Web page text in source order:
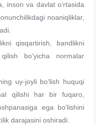
inson va davlat oʻrtasida
noaniqliklar,
qisqartirish, bandlikni
boʻyicha normalar
uy-joyli boʻlish huquqi
qilishi har bir fuqaro,
ega boʻlishini
darajasini oshiradi.